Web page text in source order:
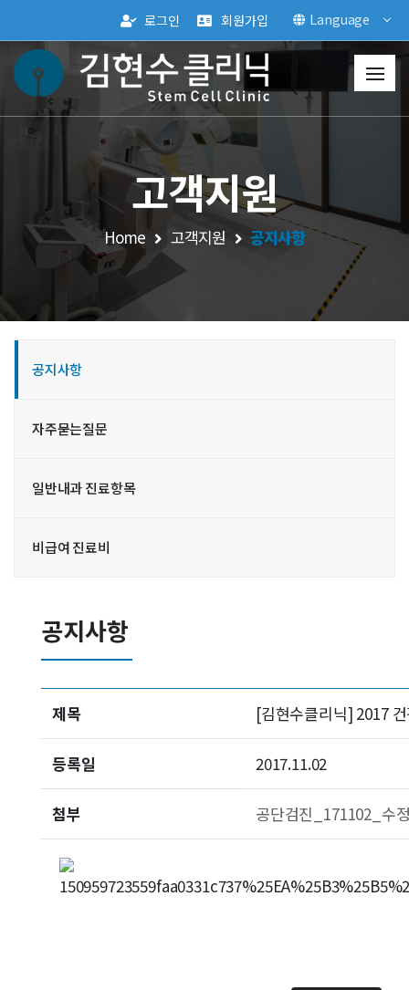
로그인 회원가입 Language
고객지원
Home 고객지원 공지사항
공지사항
자주묻는질문
일반내과 진료항목
비급여 진료비
공지사항
제목 [김현수클리닉] 2017
등록일 2017.11.02
첨부 공단검진_171102_수